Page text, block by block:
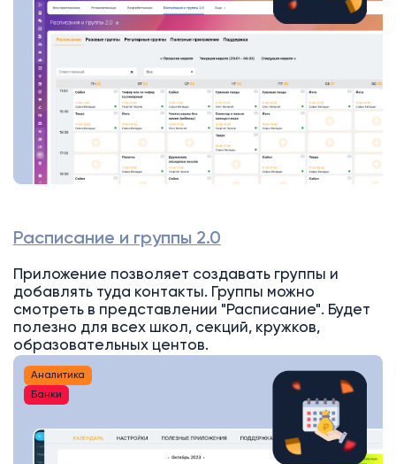
Расписание и группы 2.0
Приложение позволяет создавать группы и
добавлять туда контакты. Группы можно
смотреть в представлении "Расписание". Будет
полезно для всех школ, секций, кружков,
образовательных центов.
Аналитика
Банки